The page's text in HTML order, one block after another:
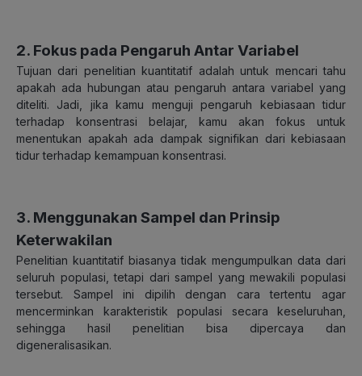
2. Fokus pada Pengaruh Antar Variabel
Tujuan dari penelitian kuantitatif adalah untuk mencari tahu
apakah ada hubungan atau pengaruh antara variabel yang
diteliti. Jadi, jika kamu menguji pengaruh kebiasaan tidur
terhadap konsentrasi belajar, kamu akan fokus untuk
menentukan apakah ada dampak signifikan dari kebiasaan
tidur terhadap kemampuan konsentrasi.
3. Menggunakan Sampel dan Prinsip
Keterwakilan
Penelitian kuantitatif biasanya tidak mengumpulkan data dari
seluruh populasi, tetapi dari sampel yang mewakili populasi
tersebut. Sampel ini dipilih dengan cara tertentu agar
mencerminkan karakteristik populasi secara keseluruhan,
sehingga hasil penelitian bisa dipercaya dan
digeneralisasikan.